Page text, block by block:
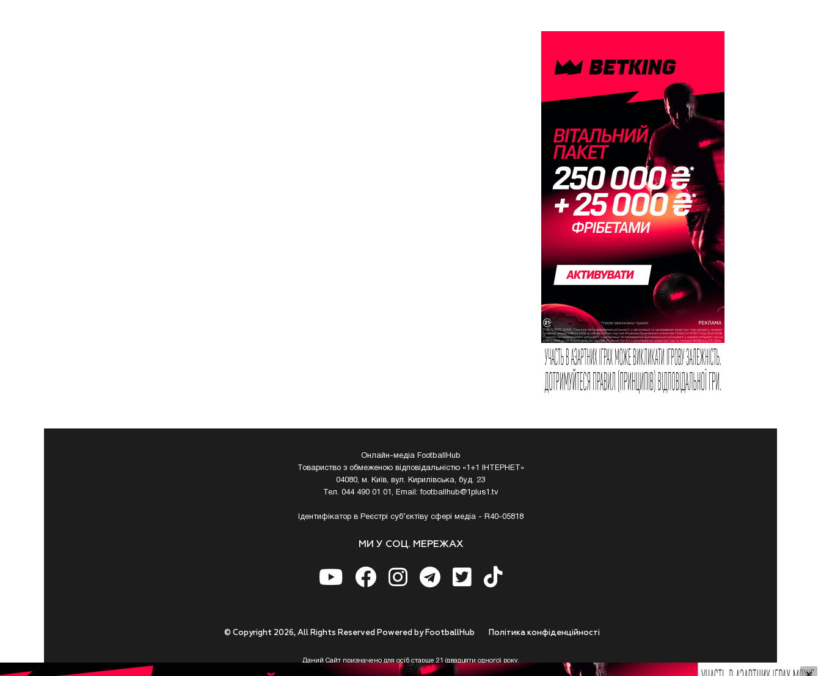
Онлайн-медіа FootballHub
Товариство з обмеженою відповідальністю «1+1 ІНТЕРНЕТ»
04080, м. Київ, вул. Кирилівська, буд. 23
Тел. 044 490 01 01, Email:footballhub@1plus1.tv
Ідентифікатор в Реєстрі суб’єктіву сфері медіа - R40-05818
МИ У СОЦ. МЕРЕЖАХ
Полiтика конфiденцiйностi
© Copyright 2026, All Rights Reserved Powered by FootballHub
Даний Сайт призначено для осіб старше 21 (двадцяти одного) року.
Приступаючи до використання https://footballhub.ua, Користувач цим підтверджує, що досяг 21-річного віку.